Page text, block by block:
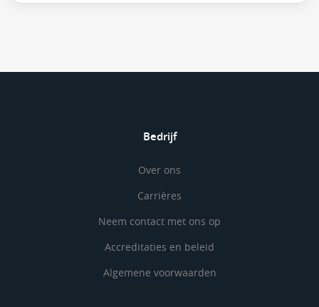
Bedrijf
Over ons
Carrières
Neem contact met ons op
Accreditaties en beleid
Algemene voorwaarden